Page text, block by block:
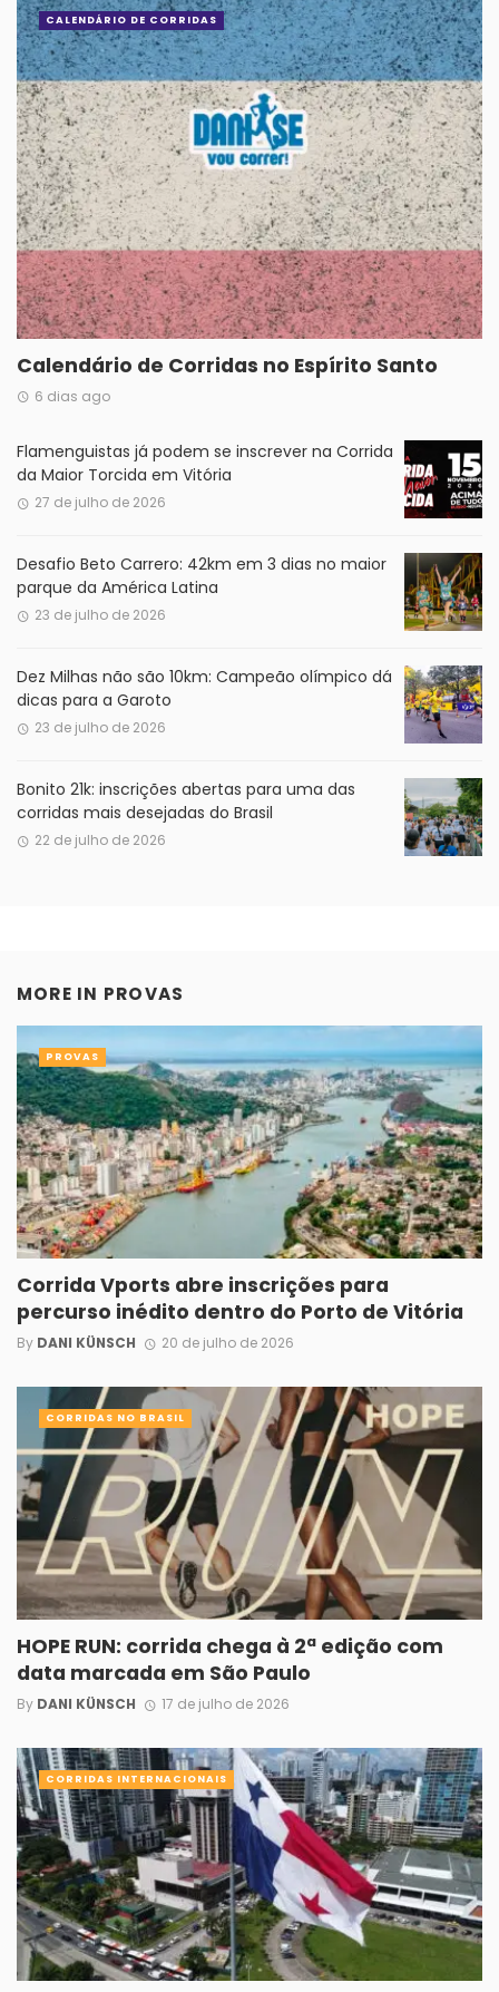
Calendário de Corridas no Espírito Santo
6 dias ago
CALENDÁRIO DE CORRIDAS
Flamenguistas já podem se inscrever na Corrida
da Maior Torcida em Vitória
27 de julho de 2026
Desafio Beto Carrero: 42km em 3 dias no maior
parque da América Latina
23 de julho de 2026
Dez Milhas não são 10km: Campeão olímpico dá
dicas para a Garoto
23 de julho de 2026
Bonito 21k: inscrições abertas para uma das
corridas mais desejadas do Brasil
22 de julho de 2026
MORE IN PROVAS
Corrida Vports abre inscrições para
percurso inédito dentro do Porto de Vitória
By DANI KÜNSCH 20 de julho de 2026
PROVAS
HOPE RUN: corrida chega à 2ª edição com
data marcada em São Paulo
By DANI KÜNSCH 17 de julho de 2026
CORRIDAS NO BRASIL
CORRIDAS INTERNACIONAIS